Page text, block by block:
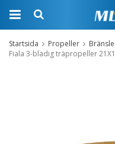
Startsida Propeller Bränsle
Fiala 3-bladig träpropeller